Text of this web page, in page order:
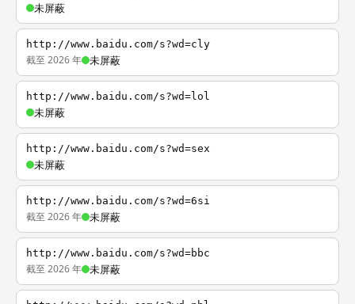
未屏蔽
http://www.baidu.com/s?wd=cly
截至 2026 年 未屏蔽
http://www.baidu.com/s?wd=lol
未屏蔽
http://www.baidu.com/s?wd=sex
未屏蔽
http://www.baidu.com/s?wd=6si
截至 2026 年 未屏蔽
http://www.baidu.com/s?wd=bbc
截至 2026 年 未屏蔽